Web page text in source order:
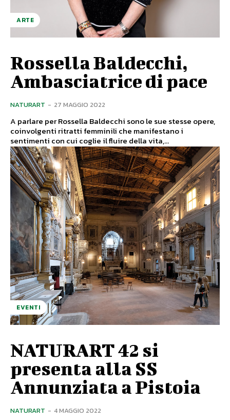
ARTE
Rossella Baldecchi,
Ambasciatrice di pace
NATURART - 27 MAGGIO 2022
A parlare per Rossella Baldecchi sono le sue stesse opere,
coinvolgenti ritratti femminili che manifestano i
sentimenti con cui coglie il fluire della vita,...
EVENTI
NATURART 42 si
presenta alla SS
Annunziata a Pistoia
NATURART - 4 MAGGIO 2022